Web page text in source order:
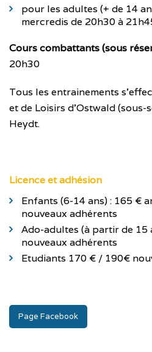
pour les adultes (+ de 14
mercredis de 20h30 à
Cours combattants (sous
20h30
Tous les entrainements
et de Loisirs d’Ostwald (sous-
Heydt.
Licence et adhésion
Enfants (6-14 ans) : 165 €
nouveaux adhérents
Ado-adultes (à partir de 15
nouveaux adhérents
Etudiants 170 € / 190€
Page Facebook